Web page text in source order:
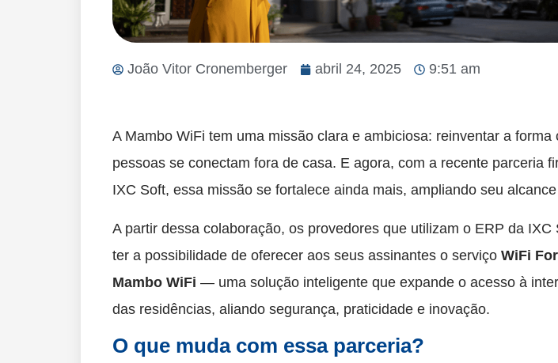
João Vitor Cronemberger abril 24, 2025 9:51 am
A Mambo WiFi tem uma missão clara e ambiciosa: reinventar a forma
pessoas se conectam fora de casa. E agora, com a recente parceria
IXC Soft, essa missão se fortalece ainda mais, ampliando seu
A partir dessa colaboração, os provedores que utilizam o ERP da IXC
ter a possibilidade de oferecer aos seus assinantes o serviço WiFi
Mambo WiFi — uma solução inteligente que expande o acesso à
das residências, aliando segurança, praticidade e inovação.
O que muda com essa parceria?